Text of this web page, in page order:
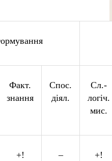
Факт.
знання
Спос.
діял.
Сл.-
логіч.
мис.
+! – +!